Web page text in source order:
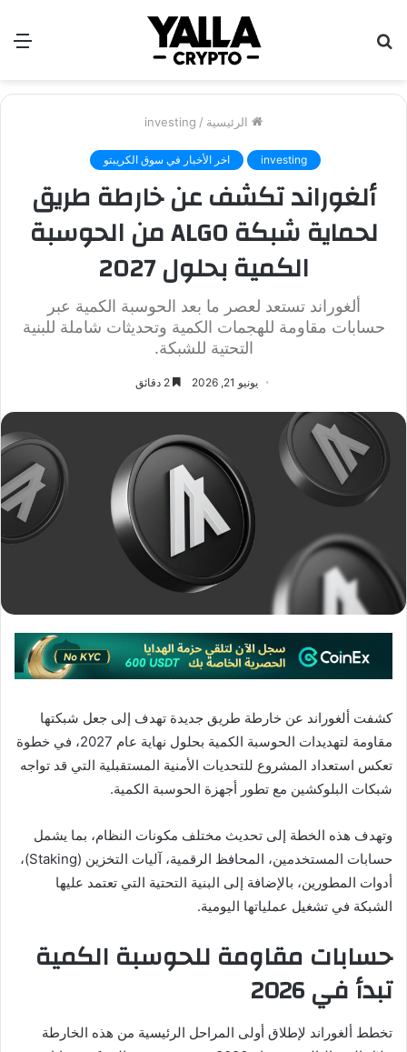
الرئيسية /
investing
investing اخر الأخبار في سوق الكريبتو
ألغوراند تكشف عن خارطة طريق
لحماية شبكة ALGO من الحوسبة
الكمية بحلول 2027
ألغوراند تستعد لعصر ما بعد الحوسبة الكمية عبر
حسابات مقاومة للهجمات الكمية وتحديثات شاملة للبنية
التحتية للشبكة.
يونيو 21, 2026
كشفت ألغوراند عن خارطة طريق جديدة تهدف إلى جعل شبكتها
مقاومة لتهديدات الحوسبة الكمية بحلول نهاية عام 2027، في خطوة
تعكس استعداد المشروع للتحديات الأمنية المستقبلية التي قد تواجه
شبكات البلوكشين مع تطور أجهزة الحوسبة الكمية.
وتهدف هذه الخطة إلى تحديث مختلف مكونات النظام، بما يشمل
حسابات المستخدمين، المحافظ الرقمية، آليات التخزين (Staking)،
أدوات المطورين، بالإضافة إلى البنية التحتية التي تعتمد عليها
الشبكة في تشغيل عملياتها اليومية.
حسابات مقاومة للحوسبة الكمية
تبدأ في 2026
تخطط ألغوراند لإطلاق أولى المراحل الرئيسية من هذه الخارطة